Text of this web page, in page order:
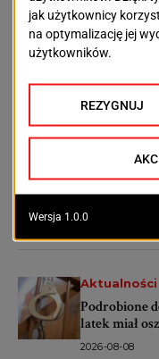
www.mok.szczecin.pl
POPRZEDNI
Miejska
OSTATNIE
Aktualności
Podrobione
latek miał
2026-08-08